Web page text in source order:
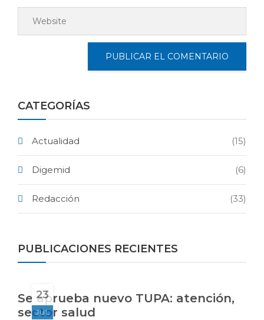
CATEGORÍAS
Actualidad (15)
Digemid (6)
Redacción (33)
PUBLICACIONES RECIENTES
23
JUL
Se aprueba nuevo TUPA: atención,
sector salud